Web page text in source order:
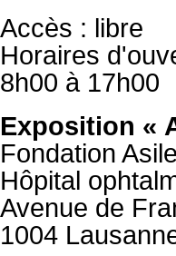
Accès : libre
Horaires
8h00 à 17h00
Exposition «
Fondation
Hôpital
Avenue de
1004